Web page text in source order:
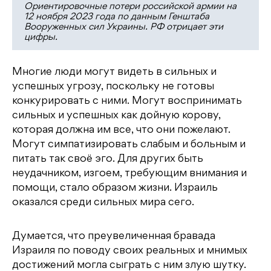
Ориентировочные потери российской армии на
12 ноября 2023 года по данным Генштаба
Вооруженных сил Украины. РФ отрицает эти
цифры.
Многие люди могут видеть в сильных и
успешных угрозу, поскольку не готовы
конкурировать с ними. Могут воспринимать
сильных и успешных как дойную корову,
которая должна им все, что они пожелают.
Могут симпатизировать слабым и больным и
питать так своё эго. Для других быть
неудачником, изгоем, требующим внимания и
помощи, стало образом жизни. Израиль
оказался среди сильных мира сего.
Думается, что преувеличенная бравада
Израиля по поводу своих реальных и мнимых
достижений могла сыграть с ним злую шутку.